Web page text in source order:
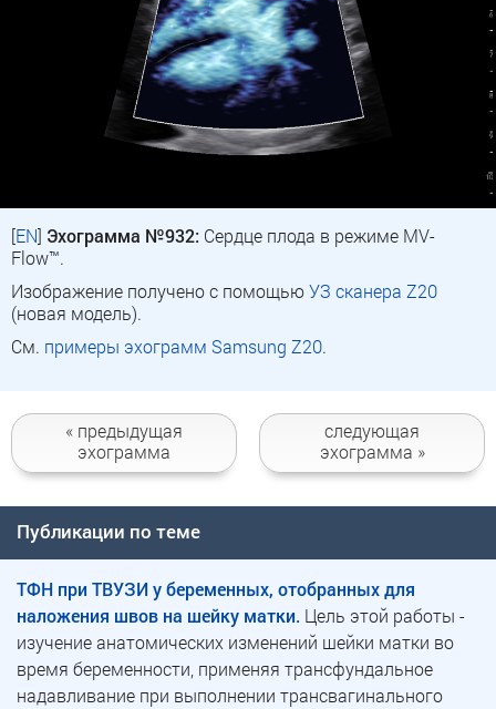
[EN] Эхограмма №932: Сердце плода в режиме MV-
Flow™.
Изображение получено с помощьюУЗ сканера Z20
(новая модель).
См. примеры эхограмм Samsung Z20.
« предыдущая
эхограмма
следующая
эхограмма »
Публикации по теме
ТФН при ТВУЗИ у беременных, отобранных для
наложения швов на шейку матки. Цель этой работы -
изучение анатомических изменений шейки матки во
время беременности, применяя трансфундальное
надавливание при выполнении трансвагинального